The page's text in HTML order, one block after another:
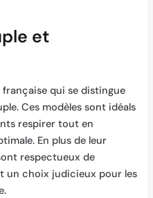
et
qui se distingue
Ces modèles sont idéals
respirer tout en
En plus de leur
respectueux de
un choix judicieux pour les